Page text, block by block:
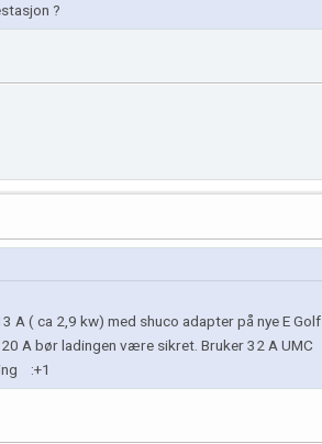
?
A ( ca 2,9 kw) med shuco adapter på nye E Golf
A bør ladingen være sikret. Bruker 32 A UMC
:+1